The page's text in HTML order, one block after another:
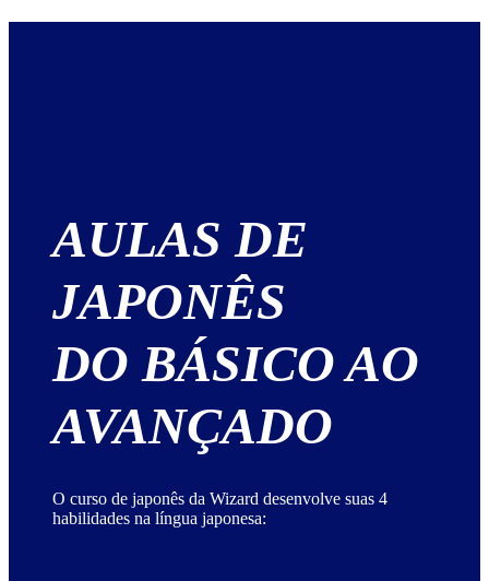
AULAS DE
JAPONÊS
DO BÁSICO AO
AVANÇADO
O curso de japonês da Wizard desenvolve suas 4
habilidades na língua japonesa: